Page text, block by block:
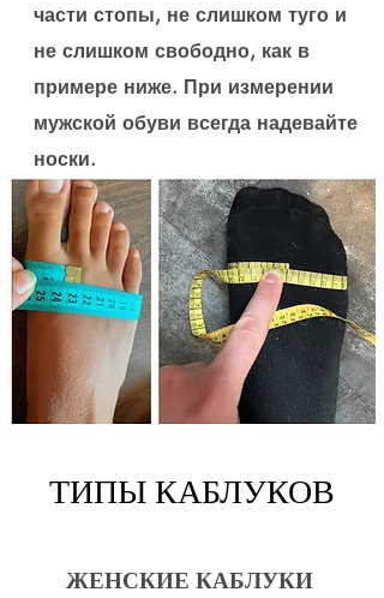
части стопы, не слишком туго и
не слишком свободно, как в
примере ниже. При измерении
мужской обуви всегда надевайте
носки.
ТИПЫ КАБЛУКОВ
ЖЕНСКИЕ КАБЛУКИ